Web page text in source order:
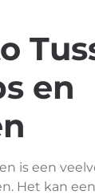
en
is een
Het kan